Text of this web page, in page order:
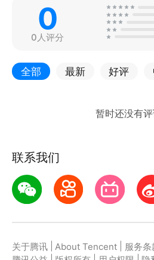
0
0人评分
全部 最新 好评
联系我们
关于腾讯 About Tencent 服务条